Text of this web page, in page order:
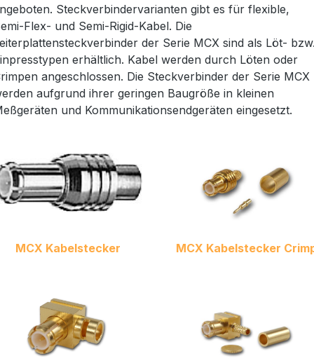
Steckverbindervarianten gibt es für flexible,
Flex- und Semi-Rigid-Kabel. Die
der Serie MCX sind als Löt-
erhältlich. Kabel werden durch Löten oder
angeschlossen. Die Steckverbinder der Serie MCX
aufgrund ihrer geringen Baugröße in kleinen
und Kommunikationsendgeräten eingesetzt.
MCX Kabelstecker MCX Kabelstecker